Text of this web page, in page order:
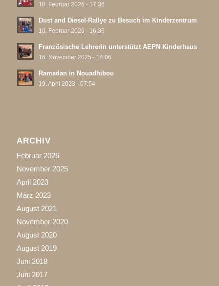
10. Februar 2026 - 17:36
Dust and Diesel-Rallye zu Besuch im Kinderzentrum
10. Februar 2026 - 16:36
Französische Lehrerin unterstützt AEPN Kinderhaus
16. November 2025 - 14:06
Ramadan in Nouadhibou
19. April 2023 - 07:54
ARCHIV
Februar 2026
November 2025
April 2023
März 2023
August 2021
November 2020
August 2020
August 2019
Juni 2018
Juni 2017